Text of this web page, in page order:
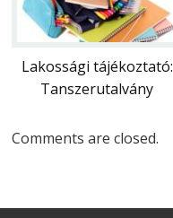
Lakossági tájékoztató:
Tanszerutalvány
Comments are closed.